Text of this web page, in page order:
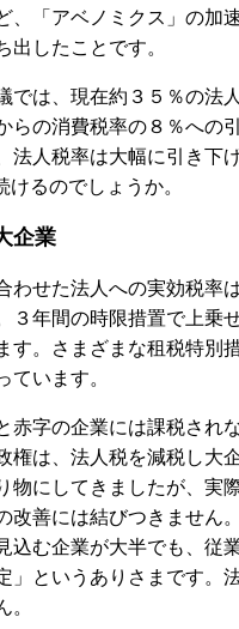
、「アベノミクス」の加
出したことです。
は、現在約３５％の法
らの消費税率の８％への
法人税率は大幅に引き下
けるのでしょうか。
企業
せた法人への実効税率
３年間の時限措置で上乗
す。さまざまな租税特別
ています。
字の企業には課税され
権は、法人税を減税し大
物にしてきましたが、実
改善には結びつきません
込む企業が大半でも、従
」というありさまです。
。